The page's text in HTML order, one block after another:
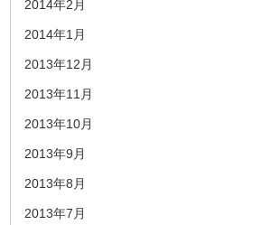
2014年2月
2014年1月
2013年12月
2013年11月
2013年10月
2013年9月
2013年8月
2013年7月